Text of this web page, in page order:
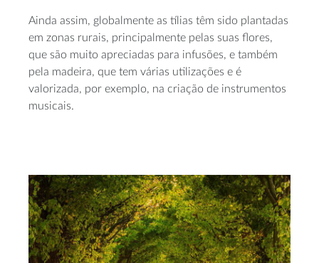
Ainda assim, globalmente as tílias têm sido plantadas
em zonas rurais, principalmente pelas suas flores,
que são muito apreciadas para infusões, e também
pela madeira, que tem várias utilizações e é
valorizada, por exemplo, na criação de instrumentos
musicais.